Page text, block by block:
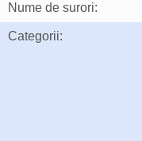
Nume de surori:
Categorii: